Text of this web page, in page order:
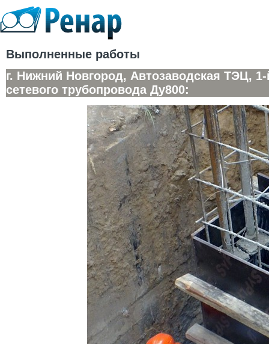
Выполненные работы
г. Нижний Новгород, Автозаводская ТЭЦ,
сетевого трубопровода Ду800: